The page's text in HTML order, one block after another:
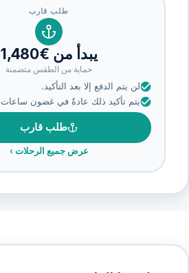
طلب قارب
يبدأ من €1,480
حماية من الطقس متضمنة
لن يتم الدفع إلا بعد التأكيد.
يتم تأكيد ذلك عادةً في غضون ساعات
طلب قارب
عرض جميع الرحلات ›